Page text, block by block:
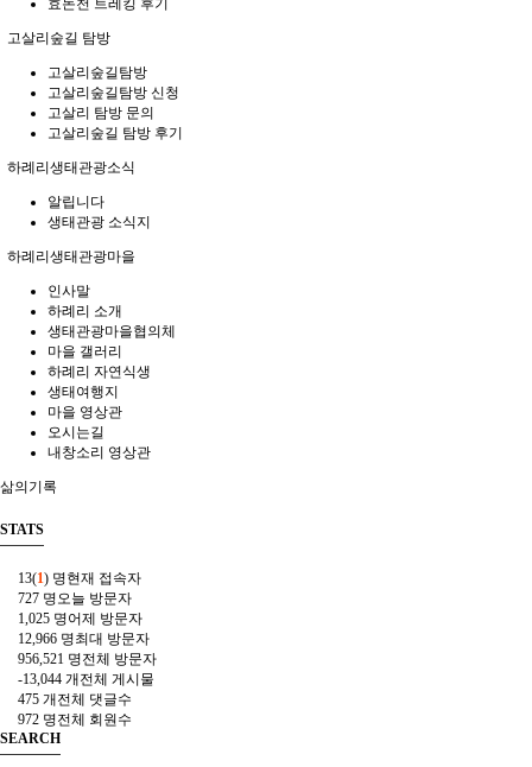
효돈천 트레킹 후기
고살리숲길 탐방
고살리숲길탐방
고살리숲길탐방 신청
고살리 탐방 문의
고살리숲길 탐방 후기
하례리생태관광소식
알립니다
생태관광 소식지
하례리생태관광마을
인사말
하례리 소개
생태관광마을협의체
마을 갤러리
하례리 자연식생
생태여행지
마을 영상관
오시는길
내창소리 영상관
삶의기록
STATS
13(1) 명현재 접속자
727 명오늘 방문자
1,025 명어제 방문자
12,966 명최대 방문자
956,521 명전체 방문자
-13,044 개 전체 게시물
475 개 전체 댓글수
972 명전체 회원수
SEARCH